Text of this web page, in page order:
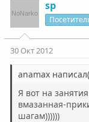
sp
30 Окт 2012
anamax
Я вот на
вмазанная-
шагам))))))